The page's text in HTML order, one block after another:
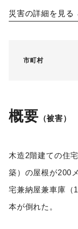
災害の詳細を見る
市町村
概要 （被害）
木造2階建ての住
築）の屋根が200
宅兼納屋兼車庫（
本が倒れた。